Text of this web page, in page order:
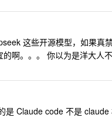
这些开源模型，如果真
啊。。。 你以为是洋大人
是 Claude code 不是